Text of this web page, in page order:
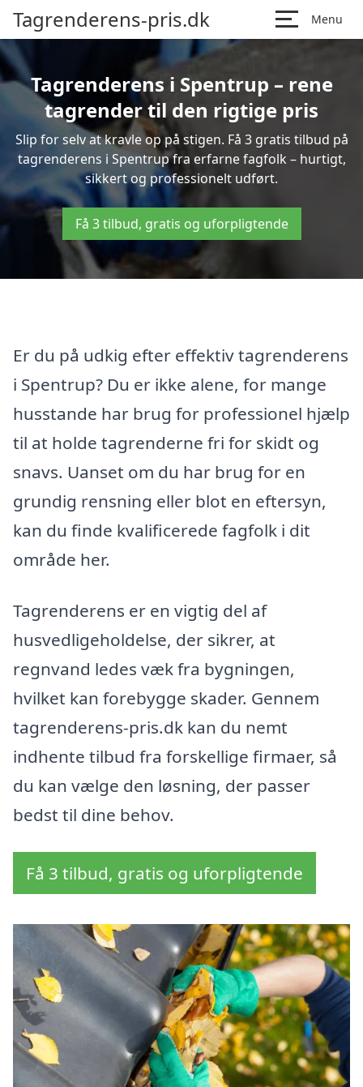
Tagrenderens-pris.dk Menu
Tagrenderens i Spentrup – rene
tagrender til den rigtige pris
Slip for selv at kravle op på stigen. Få 3 gratis tilbud på
tagrenderens i Spentrup fra erfarne fagfolk – hurtigt,
sikkert og professionelt udført.
Få 3 tilbud, gratis og uforpligtende
Er du på udkig efter effektiv tagrenderens
i Spentrup? Du er ikke alene, for mange
husstande har brug for professionel hjælp
til at holde tagrenderne fri for skidt og
snavs. Uanset om du har brug for en
grundig rensning eller blot en eftersyn,
kan du finde kvalificerede fagfolk i dit
område her.
Tagrenderens er en vigtig del af
husvedligeholdelse, der sikrer, at
regnvand ledes væk fra bygningen,
hvilket kan forebygge skader. Gennem
tagrenderens-pris.dk kan du nemt
indhente tilbud fra forskellige firmaer, så
du kan vælge den løsning, der passer
bedst til dine behov.
Få 3 tilbud, gratis og uforpligtende